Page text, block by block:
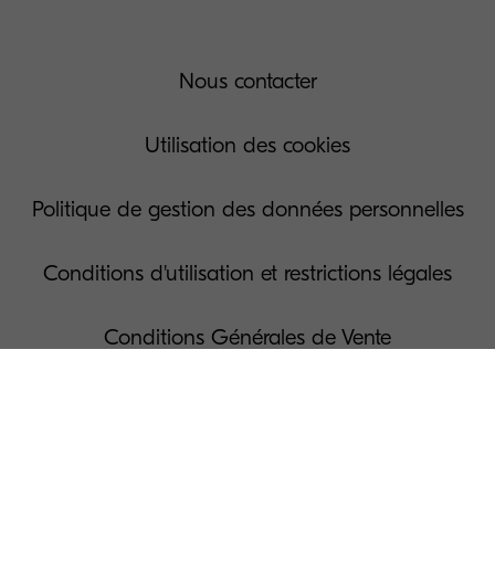
Nous contacter
Utilisation des cookies
Politique de gestion des données personnelles
Conditions d'utilisation et restrictions légales
Conditions Générales de Vente